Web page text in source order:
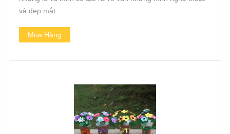
và đẹp mắt
Mua Hàng